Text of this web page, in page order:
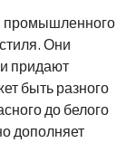
промышленного
Они
придают
быть разного
до белого
дополняет